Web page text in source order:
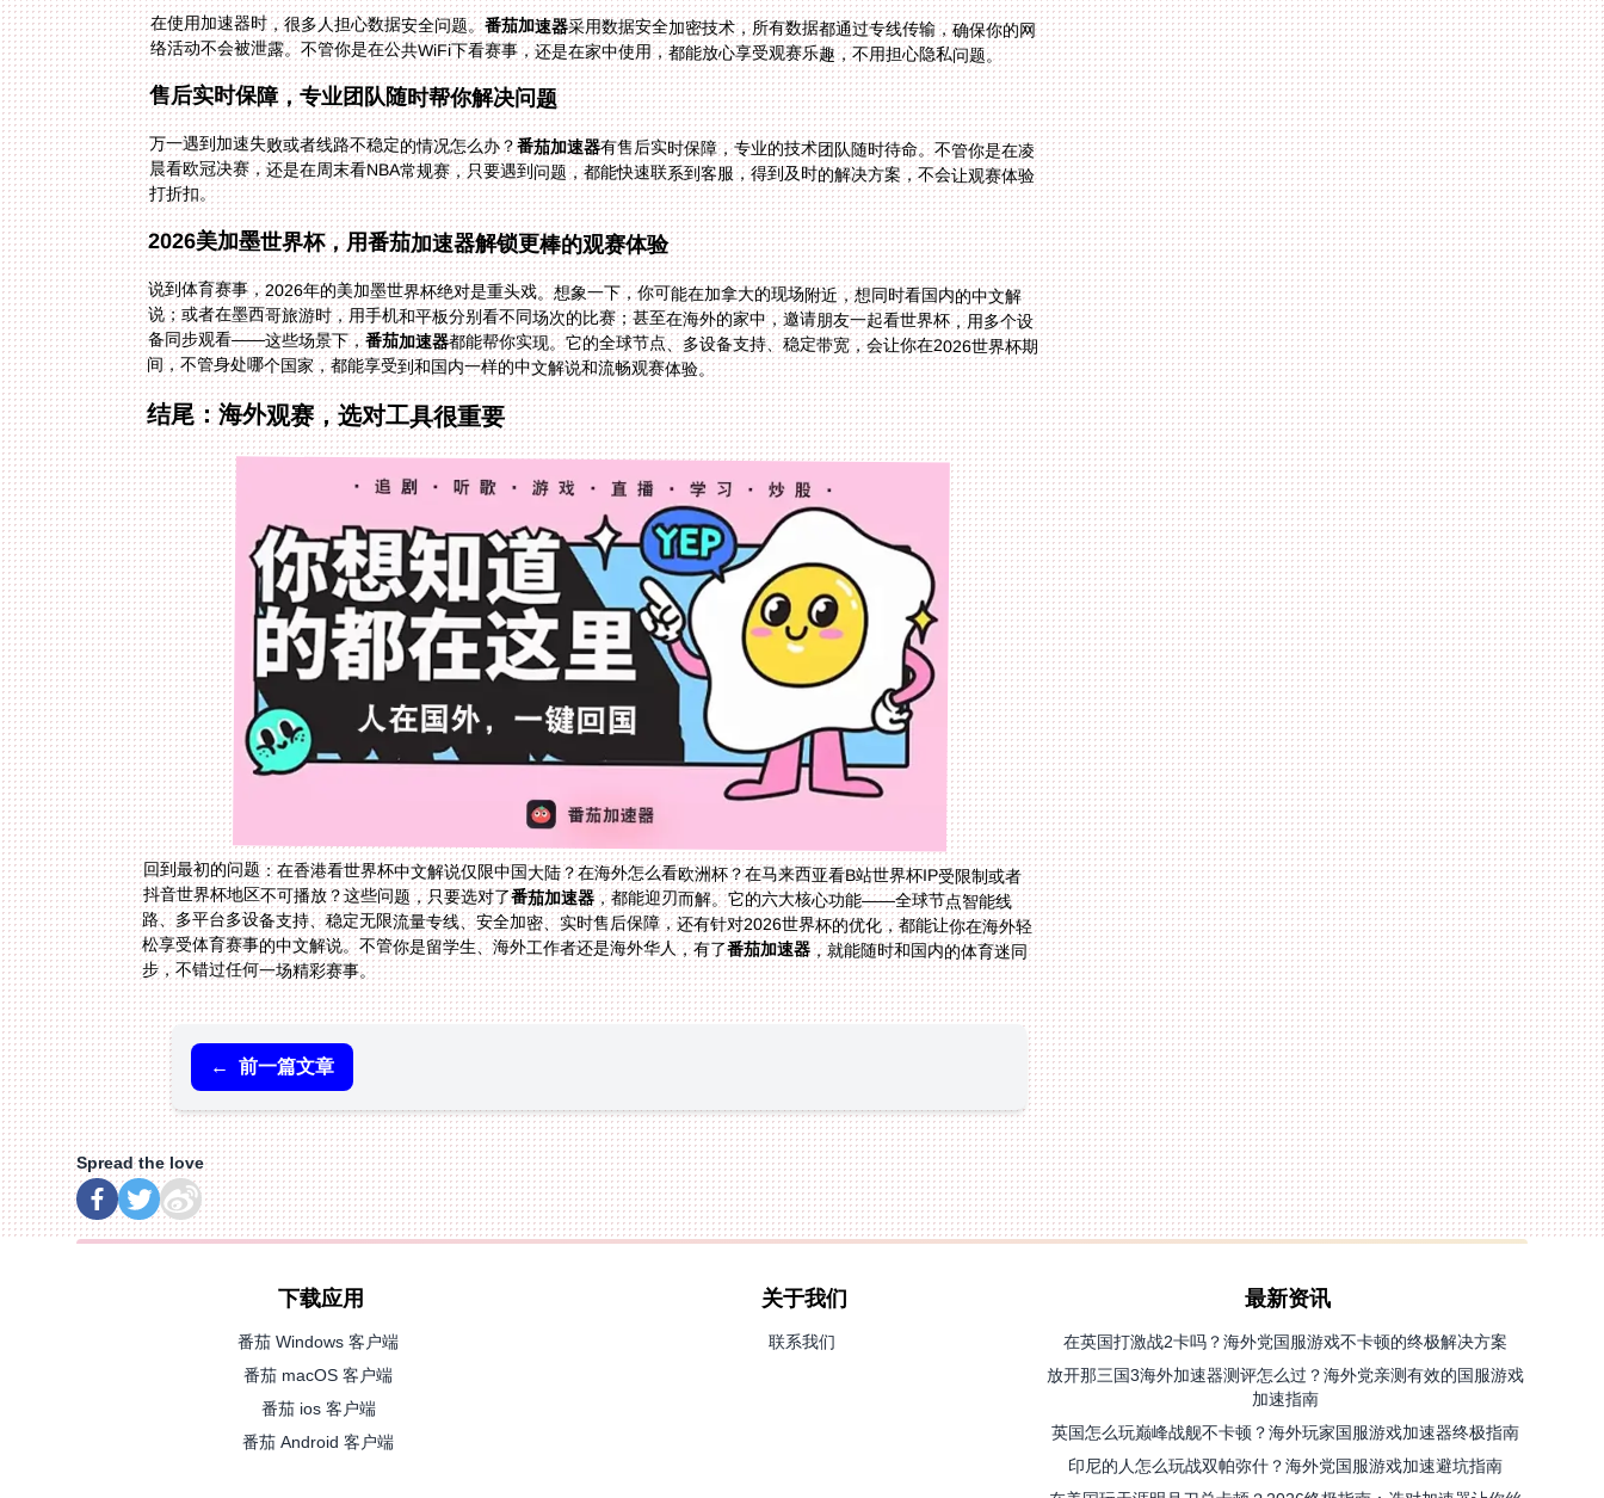
在使用加速器时，很多人担心数据安全问题。番茄加速器采用数据安全加密技术，所有数据都通过专线传输，确保你的网
络活动不会被泄露。不管你是在公共WiFi下看赛事，还是在家中使用，都能放心享受观赛乐趣，不用担心隐私问题。
售后实时保障，专业团队随时帮你解决问题
万一遇到加速失败或者线路不稳定的情况怎么办？番茄加速器有售后实时保障，专业的技术团队随时待命。不管你是在凌
晨看欧冠决赛，还是在周末看NBA常规赛，只要遇到问题，都能快速联系到客服，得到及时的解决方案，不会让观赛体验
打折扣。
2026美加墨世界杯，用番茄加速器解锁更棒的观赛体验
说到体育赛事，2026年的美加墨世界杯绝对是重头戏。想象一下，你可能在加拿大的现场附近，想同时看国内的中文解
说；或者在墨西哥旅游时，用手机和平板分别看不同场次的比赛；甚至在海外的家中，邀请朋友一起看世界杯，用多个设
备同步观看——这些场景下，番茄加速器都能帮你实现。它的全球节点、多设备支持、稳定带宽，会让你在2026世界杯期
间，不管身处哪个国家，都能享受到和国内一样的中文解说和流畅观赛体验。
结尾：海外观赛，选对工具很重要
回到最初的问题：在香港看世界杯中文解说仅限中国大陆？在海外怎么看欧洲杯？在马来西亚看B站世界杯IP受限制或者
抖音世界杯地区不可播放？这些问题，只要选对了番茄加速器，都能迎刃而解。它的六大核心功能——全球节点智能线
路、多平台多设备支持、稳定无限流量专线、安全加密、实时售后保障，还有针对2026世界杯的优化，都能让你在海外轻
松享受体育赛事的中文解说。不管你是留学生、海外工作者还是海外华人，有了番茄加速器，就能随时和国内的体育迷同
步，不错过任何一场精彩赛事。
← 前一篇文章
Spread the love
下载应用
番茄 Windows 客户端
番茄 macOS 客户端
番茄 ios 客户端
番茄 Android 客户端
关于我们
联系我们
最新资讯
在英国打激战2卡吗？海外党国服游戏不卡顿的终极解决方案
放开那三国3海外加速器测评怎么过？海外党亲测有效的国服游戏
加速指南
英国怎么玩巅峰战舰不卡顿？海外玩家国服游戏加速器终极指南
印尼的人怎么玩战双帕弥什？海外党国服游戏加速避坑指南